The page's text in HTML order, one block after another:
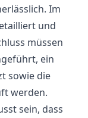
Im
und
müssen
ein
sowie die
werden.
sein, dass